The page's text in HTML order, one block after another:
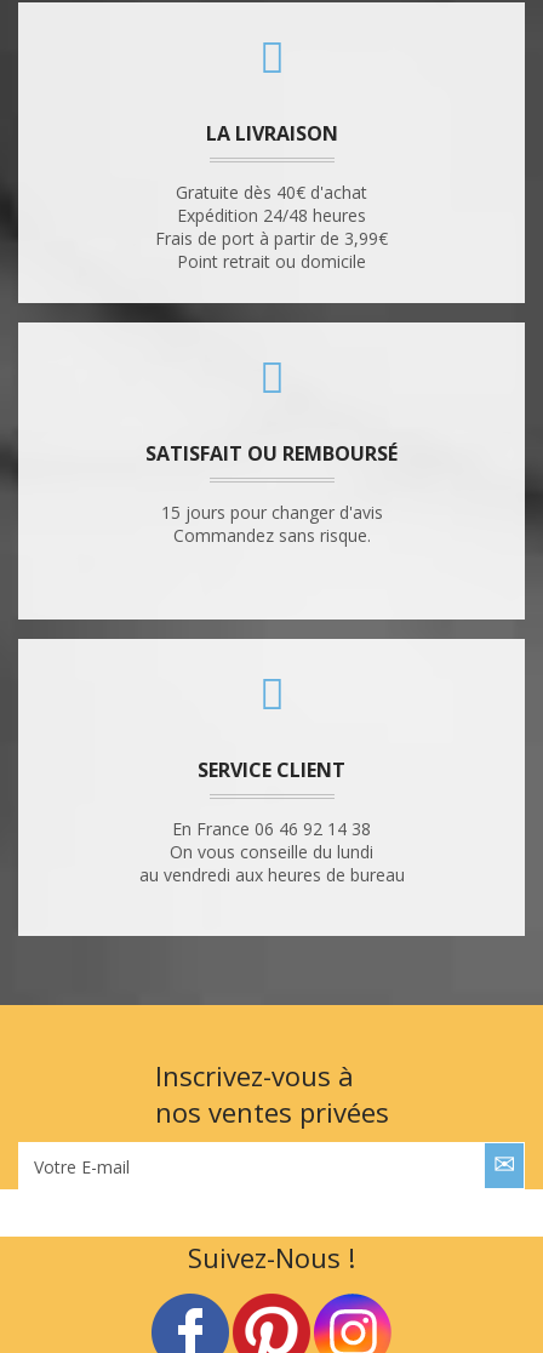
LA LIVRAISON
Gratuite dès 40€ d'achat
Expédition 24/48 heures
Frais de port à partir de 3,99€
Point retrait ou domicile
SATISFAIT OU REMBOURSÉ
15 jours pour changer d'avis
Commandez sans risque.
SERVICE CLIENT
En France 06 46 92 14 38
On vous conseille du lundi
au vendredi aux heures de bureau
Inscrivez-vous à
nos ventes privées
Votre E-mail
Suivez-Nous !